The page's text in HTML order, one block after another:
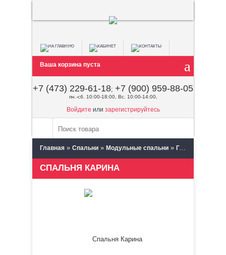
Ваша корзина пуста
+7 (473) 229-61-18; +7 (900) 959-88-05
пн.-сб. 10:00-18:00, Вс. 10:00-14:00,
Войдите или зарегистрируйтесь
Главная » Спальни » Модульные спальни » Глазов Мебель (Глазов)
СПАЛЬНЯ КАРИНА